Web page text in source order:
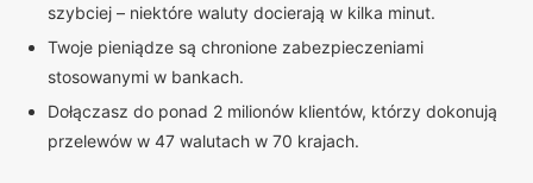
szybciej – niektóre waluty docierają w kilka minut.
Twoje pieniądze są chronione zabezpieczeniami
stosowanymi w bankach.
Dołączasz do ponad 2 milionów klientów, którzy dokonują
przelewów w 47 walutach w 70 krajach.